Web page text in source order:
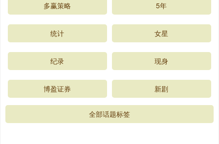
多赢策略 5年
统计 女星
纪录 现身
博盈证券 新剧
全部话题标签